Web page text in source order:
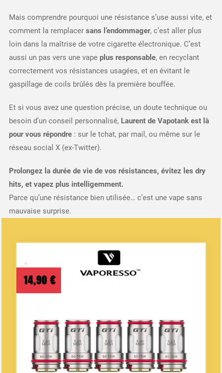
Mais comprendre pourquoi une résistance s’use aussi vite, et
comment la remplacer sans l’endommager, c’est aller plus
loin dans la maîtrise de votre cigarette électronique. C’est
aussi un pas vers une vape plus responsable, en recyclant
correctement vos résistances usagées, et en évitant le
gaspillage de coils brûlés dès la première bouffée.
Et si vous avez une question précise, un doute technique ou
besoin d’un conseil personnalisé, Laurent de Vapotank est là
pour vous répondre: sur le tchat, par mail, ou même sur le
réseau social X (ex-Twitter).
Prolongez la durée de vie de vos résistances, évitez les dry
hits, et vapez plus intelligemment.
Parce qu’une résistance bien utilisée… c’est une vape sans
mauvaise surprise.
14,90 €